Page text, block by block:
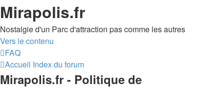
Mirapolis.fr
Nostalgie d'un Parc d'attraction pas comme les autres
Vers le contenu
FAQ
Accueil Index du forum
Mirapolis.fr - Politique de